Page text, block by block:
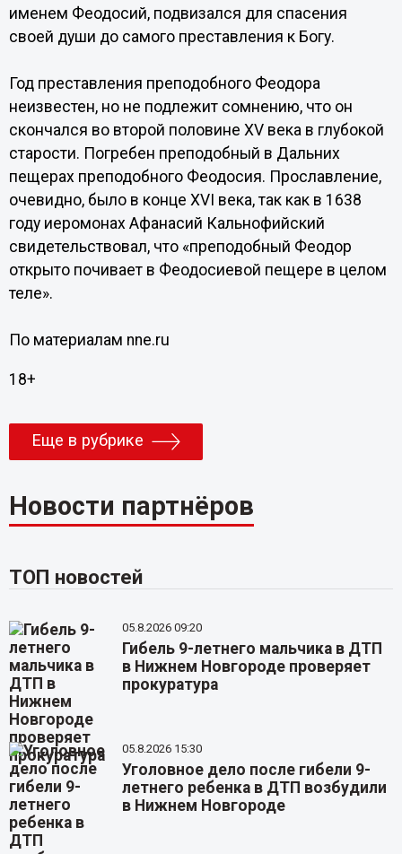
именем Феодосий, подвизался для спасения
своей души до самого преставления к Богу.
Год преставления преподобного Феодора
неизвестен, но не подлежит сомнению, что он
скончался во второй половине ХV века в глубокой
старости. Погребен преподобный в Дальних
пещерах преподобного Феодосия. Прославление,
очевидно, было в конце ХVI века, так как в 1638
году иеромонах Афанасий Кальнофийский
свидетельствовал, что «преподобный Феодор
открыто почивает в Феодосиевой пещере в целом
теле».
По материалам nne.ru
18+
Еще в рубрике
Новости партнёров
ТОП новостей
05.8.2026 09:20
Гибель 9-летнего мальчика в ДТП
в Нижнем Новгороде проверяет
прокуратура
05.8.2026 15:30
Уголовное дело после гибели 9-
летнего ребенка в ДТП возбудили
в Нижнем Новгороде